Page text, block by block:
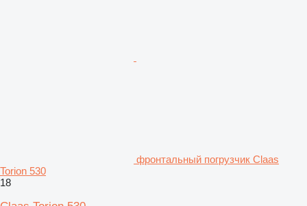
фронтальный погрузчик Claas
Torion 530
18